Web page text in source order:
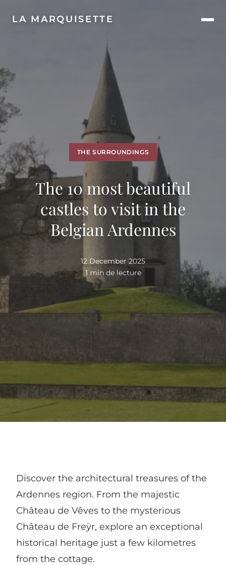
LA MARQUISETTE
THE SURROUNDINGS
The 10 most beautiful
castles to visit in the
Belgian Ardennes
12 December 2025
1 min de lecture
Discover the architectural treasures of the
Ardennes region. From the majestic
Château de Vêves to the mysterious
Château de Freÿr, explore an exceptional
historical heritage just a few kilometres
from the cottage.